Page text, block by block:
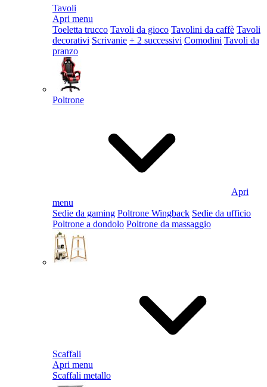
Tavoli
Apri menu
Toeletta trucco Tavoli da gioco Tavolini da caffè Tavoli
decorativi Scrivanie + 2 successivi Comodini Tavoli da
pranzo
Poltrone
Apri
menu
Sedie da gaming Poltrone Wingback Sedie da ufficio
Poltrone a dondolo Poltrone da massaggio
Scaffali
Apri menu
Scaffali metallo